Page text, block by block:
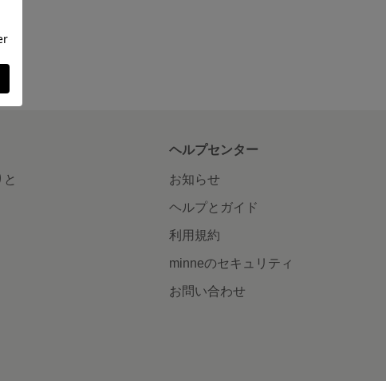
ヘルプセンター
お知らせ
ヘルプとガイド
利用規約
minneのセキュリティ
お問い合わせ